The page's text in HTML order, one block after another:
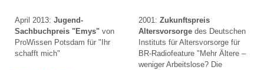
April 2013: Jugend-
Sachbuchpreis "Emys" von
ProWissen Potsdam für "Ihr
schafft mich"
2001:Zukunftspreis
Altersvorsorge des Deutschen
Instituts für Altersvorsorge für
BR-Radiofeature "Mehr Ältere –
weniger Arbeitslose? Die